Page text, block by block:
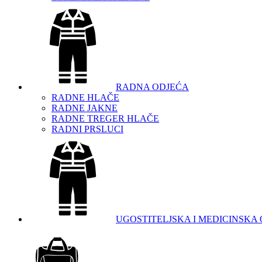
RADNA ODJEĆA
RADNE HLAČE
RADNE JAKNE
RADNE TREGER HLAČE
RADNI PRSLUCI
UGOSTITELJSKA I MEDICINSKA